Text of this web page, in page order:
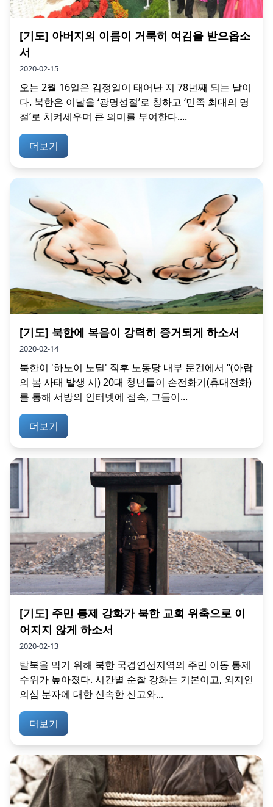
[기도] 아버지의 이름이 거룩히 여김을 받으옵소
서
2020-02-15
오는 2월 16일은 김정일이 태어난 지 78년째 되는 날이
다. 북한은 이날을 ‘광명성절’로 칭하고 ‘민족 최대의 명
절’로 치켜세우며 큰 의미를 부여한다....
더보기
[기도] 북한에 복음이 강력히 증거되게 하소서
2020-02-14
북한이 '하노이 노딜' 직후 노동당 내부 문건에서 “(아랍
의 봄 사태 발생 시) 20대 청년들이 손전화기(휴대전화)
를 통해 서방의 인터넷에 접속, 그들이...
더보기
[기도] 주민 통제 강화가 북한 교회 위축으로 이
어지지 않게 하소서
2020-02-13
탈북을 막기 위해 북한 국경연선지역의 주민 이동 통제
수위가 높아졌다. 시간별 순찰 강화는 기본이고, 외지인
의심 분자에 대한 신속한 신고와...
더보기